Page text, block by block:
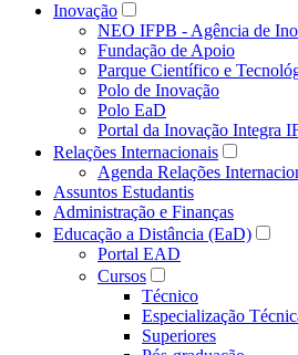
Inovação
NEO IFPB - Agência de
Fundação de Apoio
Parque Científico e
Polo de Inovação
Polo EaD
Portal da Inovação Integra
Relações Internacionais
Agenda Relações
Assuntos Estudantis
Administração e Finanças
Educação a Distância (EaD)
Portal EAD
Cursos
Técnico
Especialização
Superiores